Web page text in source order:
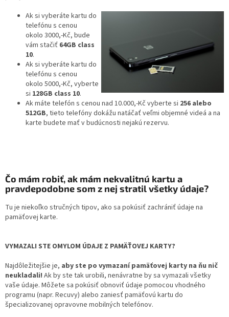
Ak si vyberáte kartu do
telefónu s cenou
okolo 3000,-Kč, bude
vám stačiť 64GB class
10.
Ak si vyberáte kartu do
telefónu s cenou
okolo 5000,-Kč, vyberte
si 128GB class 10.
Ak máte telefón s cenou nad 10.000,-Kč vyberte si 256 alebo
512GB, tieto telefóny dokážu natáčať veľmi objemné videá a na
karte budete mať v budúcnosti nejakú rezervu.
Čo mám robiť, ak mám nekvalitnú kartu a
pravdepodobne som z nej stratil všetky údaje?
Tu je niekoľko stručných tipov, ako sa pokúsiť zachrániť údaje na
pamäťovej karte.
VYMAZALI STE OMYLOM ÚDAJE Z PAMÄŤOVEJ KARTY?
Najdôležitejšie je, aby ste po vymazaní pamäťovej karty na ňu nič
neukladali! Ak by ste tak urobili, nenávratne by sa vymazali všetky
vaše údaje. Môžete sa pokúsiť obnoviť údaje pomocou vhodného
programu (napr. Recuvy) alebo zaniesť pamäťovú kartu do
špecializovanej opravovne mobilných telefónov.